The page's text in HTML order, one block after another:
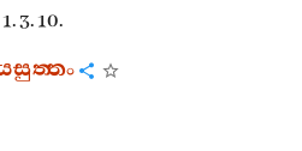
1. 3. 10.